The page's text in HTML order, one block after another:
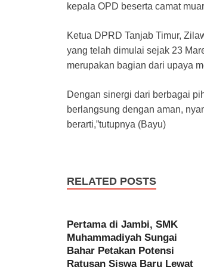
kepala OPD beserta camat
Ketua DPRD Tanjab Timur,
yang telah dimulai sejak 23
merupakan bagian dari upaya
Dengan sinergi dari berbagai
berlangsung dengan aman,
berarti,”tutupnya (Bayu)
RELATED POSTS
Pertama di Jambi, SMK
Muhammadiyah Sungai
Bahar Petakan Potensi
Ratusan Siswa Baru Lewat